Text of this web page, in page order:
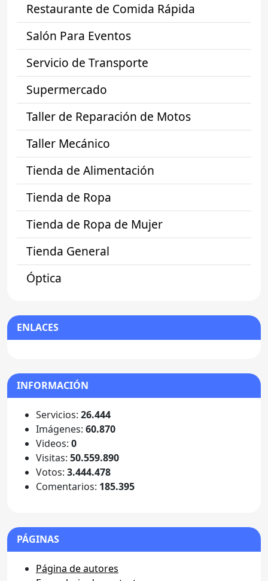
Restaurante de Comida Rápida
Salón Para Eventos
Servicio de Transporte
Supermercado
Taller de Reparación de Motos
Taller Mecánico
Tienda de Alimentación
Tienda de Ropa
Tienda de Ropa de Mujer
Tienda General
Óptica
ENLACES
INFORMACIÓN
Servicios: 26.444
Imágenes: 60.870
Videos: 0
Visitas: 50.559.890
Votos: 3.444.478
Comentarios: 185.395
PÁGINAS
Página de autores